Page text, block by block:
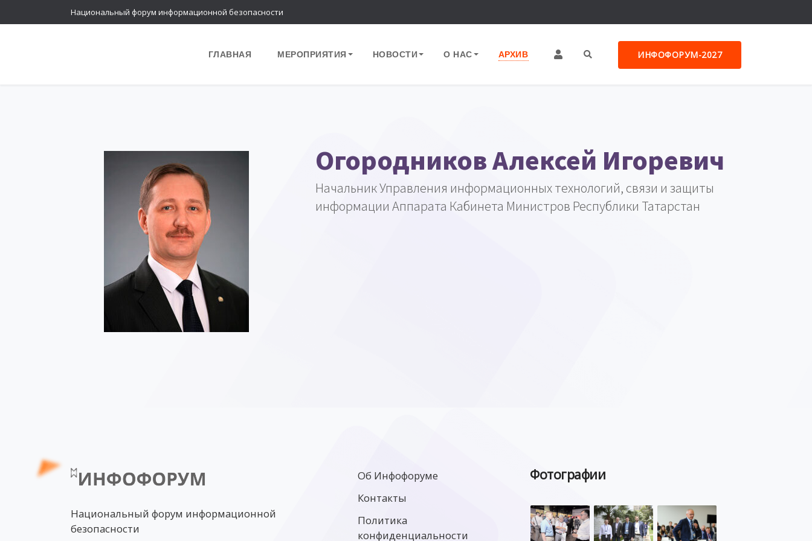
Национальный форум информационной безопасности
ГЛАВНАЯ МЕРОПРИЯТИЯ НОВОСТИ О НАС АРХИВ ИНФОФОРУМ-2027
Огородников Алексей Игоревич
Начальник Управления информационных технологий, связи и защиты
информации Аппарата Кабинета Министров Республики Татарстан
Национальный форум информационной
безопасности
Об Инфофоруме
Контакты
Политика
конфиденциальности
Фотографии